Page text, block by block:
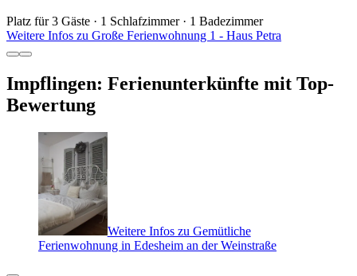
Platz für 3 Gäste · 1 Schlafzimmer · 1 Badezimmer
Weitere Infos zu Große Ferienwohnung 1 - Haus Petra
Impflingen: Ferienunterkünfte mit Top-
Bewertung
Weitere Infos zu Gemütliche
Ferienwohnung in Edesheim an der Weinstraße